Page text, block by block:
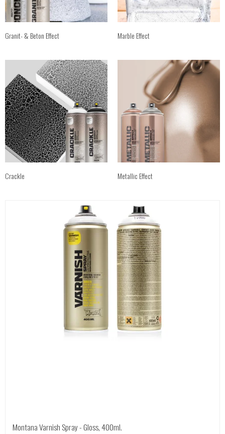
Granit- & Beton Effect Marble Effect
Crackle Metallic Effect
Montana Varnish Spray - Gloss, 400ml.